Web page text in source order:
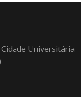
Universitária